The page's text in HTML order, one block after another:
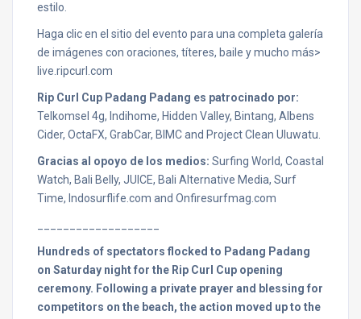
estilo.
Haga clic en el sitio del evento para una completa galería
de imágenes con oraciones, títeres, baile y mucho más>
live.ripcurl.com
Rip Curl Cup Padang Padang es patrocinado por:
Telkomsel 4g, Indihome, Hidden Valley, Bintang, Albens
Cider, OctaFX, GrabCar, BIMC and Project Clean Uluwatu.
Gracias al opoyo de los medios: Surfing World, Coastal
Watch, Bali Belly, JUICE, Bali Alternative Media, Surf
Time, Indosurflife.com and Onfiresurfmag.com
Hundreds of spectators flocked to Padang Padang
on Saturday night for the Rip Curl Cup opening
ceremony. Following a private prayer and blessing for
competitors on the beach, the action moved up to the